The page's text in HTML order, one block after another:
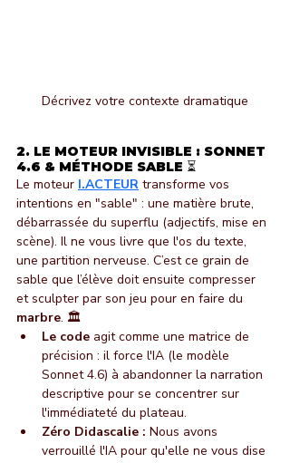
Décrivez votre contexte dramatique
2. LE MOTEUR INVISIBLE : SONNET
4.6 & MÉTHODE SABLE ⏳
Le moteur I.ACTEUR transforme vos
intentions en "sable" : une matière brute,
débarrassée du superflu (adjectifs, mise en
scène). Il ne vous livre que l'os du texte,
une partition nerveuse. C’est ce grain de
sable que l’élève doit ensuite compresser
et sculpter par son jeu pour en faire du
marbre. 🏛️
Le code agit comme une matrice de
précision : il force l'IA (le modèle
Sonnet 4.6) à abandonner la narration
descriptive pour se concentrer sur
l'immédiateté du plateau.
Zéro Didascalie : Nous avons
verrouillé l'IA pour qu'elle ne vous dise